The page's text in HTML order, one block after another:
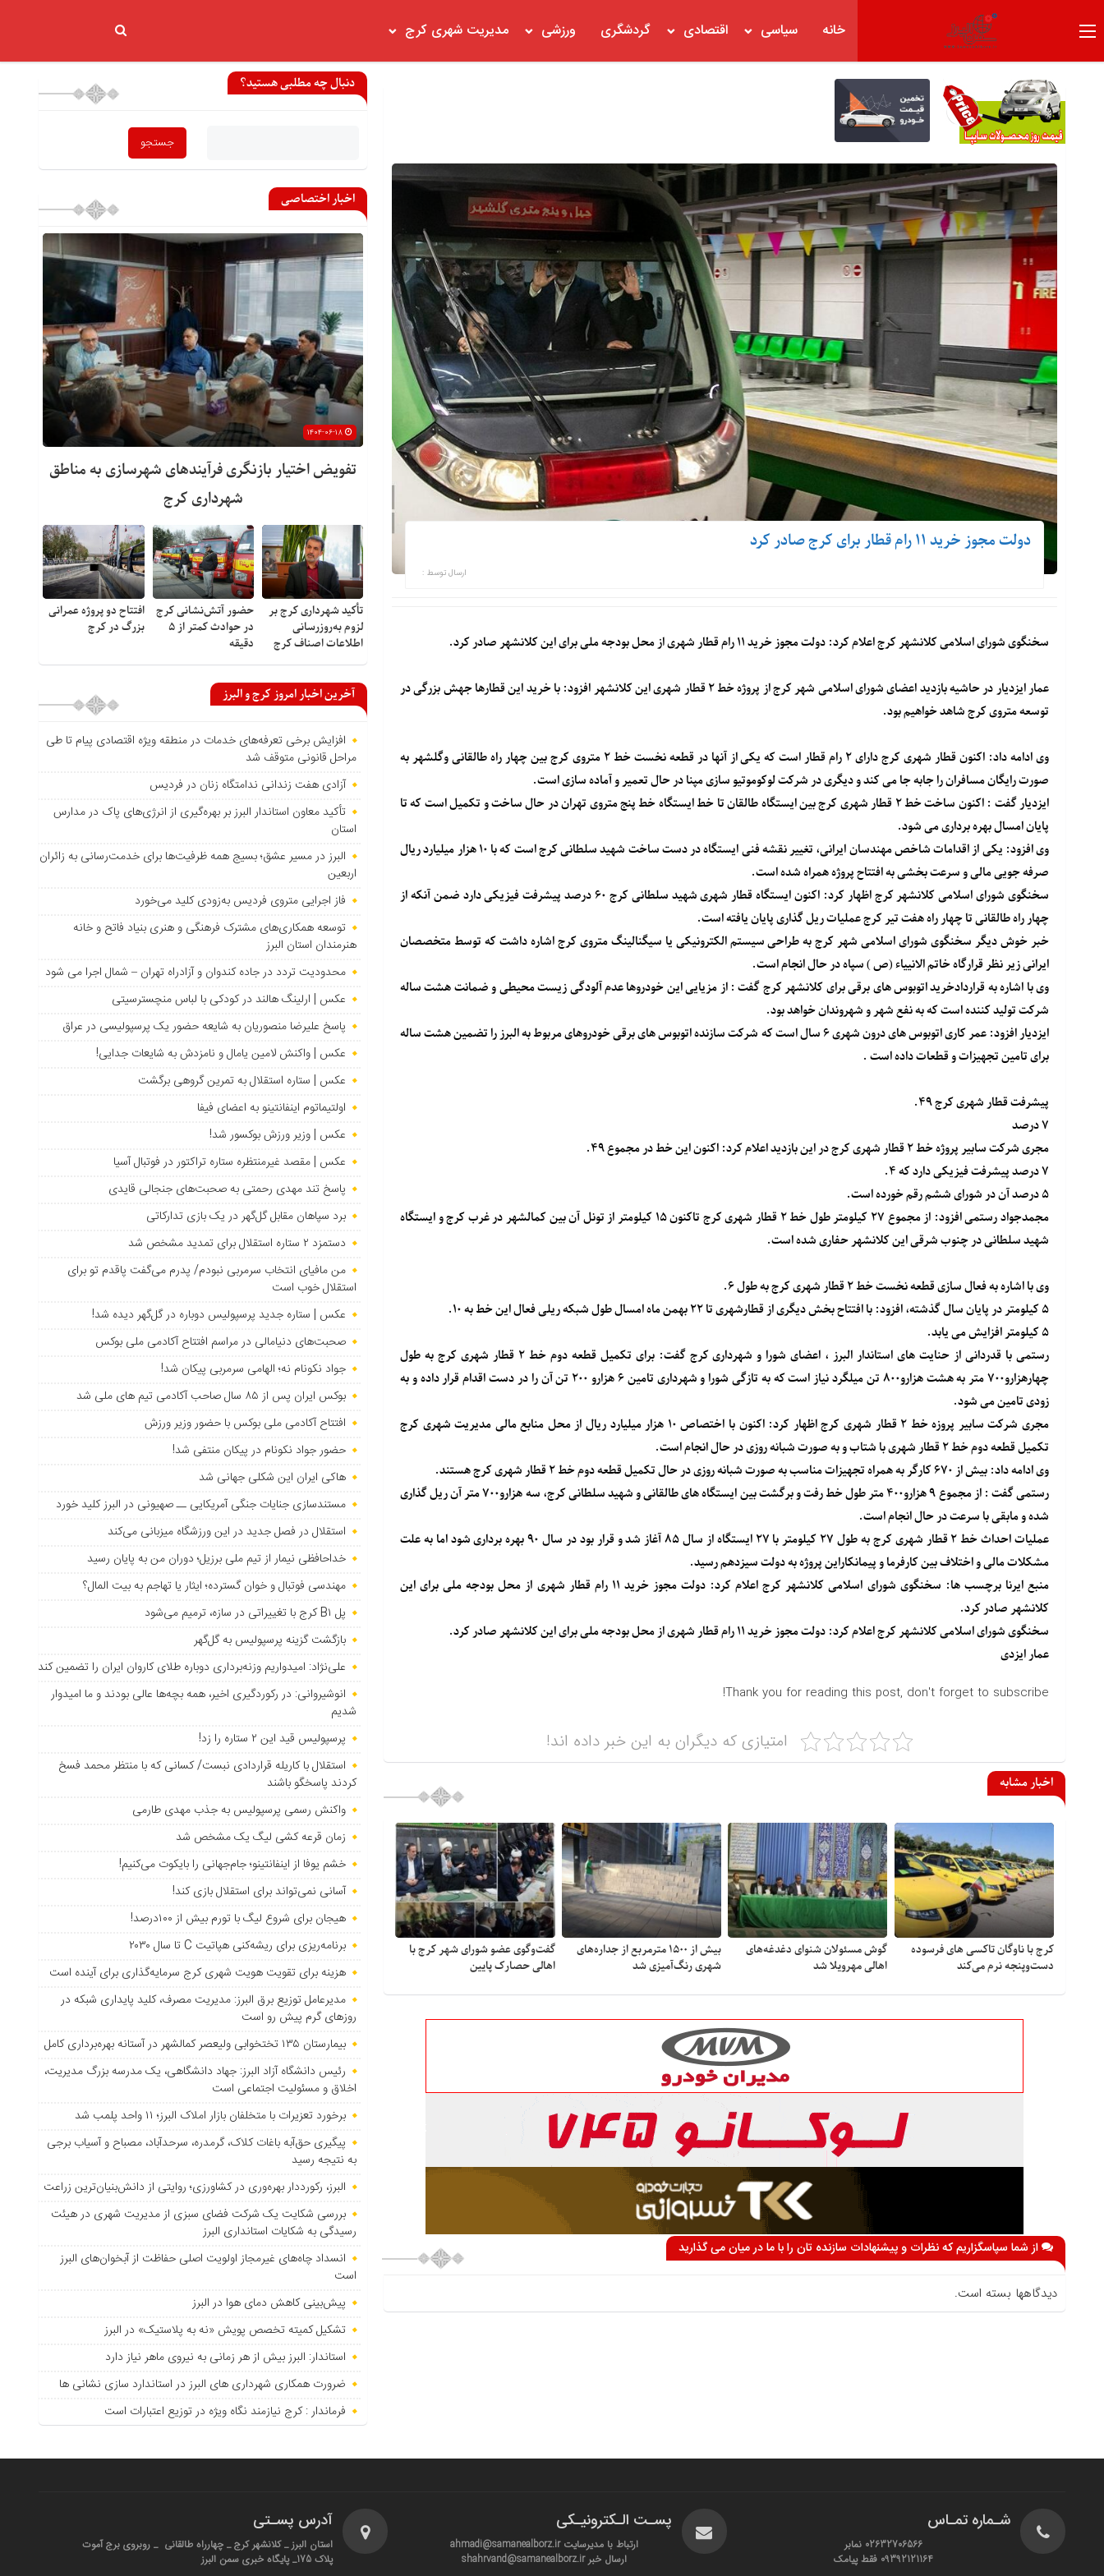
خانه سیاسی اقتصادی گردشگری ورزشی مدیریت شهری کرج
دولت مجوز خرید ۱۱ رام قطار برای کرج صادر کرد
ارسال توسط :
سخنگوی شورای اسلامی کلانشهر کرج اعلام کرد: دولت مجوز خرید ۱۱ رام قطار شهری از محل بودجه ملی برای این کلانشهر صادر کرد.
عمار ایزدیار در حاشیه بازدید اعضای شورای اسلامی شهر کرج از پروژه خط ۲ قطار شهری این کلانشهر افزود: با خرید این قطارها جهش بزرگی در
توسعه متروی کرج شاهد خواهیم بود.
وی ادامه داد: اکنون قطار شهری کرج دارای ۲ رام قطار است که یکی از آنها در قطعه نخست خط ۲ متروی کرج بین چهار راه طالقانی وگلشهر به
صورت رایگان مسافران را جابه جا می کند و دیگری در شرکت لوکوموتیو سازی مپنا در حال تعمیر و آماده سازی است.
ایزدیار گفت : اکنون ساخت خط ۲ قطار شهری کرج بین ایستگاه طالقان تا خط ایستگاه خط پنج متروی تهران در حال ساخت و تکمیل است که تا
پایان امسال بهره برداری می شود.
وی افزود: یکی از اقدامات شاخص مهندسان ایرانی، تغییر نقشه فنی ایستگاه در دست ساخت شهید سلطانی کرج است که با ۱۰ هزار میلیارد ریال
صرفه جویی مالی و سرعت بخشی به افتتاح پروژه همراه شده است.
سخنگوی شورای اسلامی کلانشهر کرج اظهار کرد: اکنون ایستگاه قطار شهری شهید سلطانی کرج ۶۰ درصد پیشرفت فیزیکی دارد ضمن آنکه از
چهار راه طالقانی تا چهار راه هفت تیر کرج عملیات ریل گذاری پایان یافته است.
خبر خوش دیگر سخنگوی شورای اسلامی شهر کرج به طراحی سیستم الکترونیکی یا سیگنالینگ متروی کرج اشاره داشت که توسط متخصصان
ایرانی زیر نظر قرارگاه خاتم الانییاء (ص ) سپاه در حال انجام است.
وی با اشاره به قراردادخرید اتوبوس های برقی برای کلانشهر کرج گفت : از مزیایی این خودروها عدم آلودگی زیست محیطی و ضمانت هشت ساله
شرکت تولید کننده است که به نفع شهر و شهروندان خواهد بود.
ایزدیار افزود: عمر کاری اتوبوس های درون شهری ۶ سال است که شرکت سازنده اتوبوس های برقی خودروهای مربوط به البرز را تضمین هشت ساله
برای تامین تجهیزات و قطعات داده است .
پیشرفت قطار شهری کرج ۴۹.
۷ درصد
مجری شرکت سابیر پروژه خط ۲ قطار شهری کرج در این بازدید اعلام کرد: اکنون این خط در مجموع ۴۹.
۷ درصد پیشرفت فیزیکی دارد که ۴.
۵ درصد آن در شورای ششم رقم خورده است.
مجمدجواد رستمی افزود: از مجموع ۲۷ کیلومتر طول خط ۲ قطار شهری کرج تاکنون ۱۵ کیلومتر از تونل آن بین کمالشهر در غرب کرج و ایستگاه
شهید سلطانی در چنوب شرقی این کلانشهر حفاری شده است.
وی با اشاره به فعال سازی قطعه نخست خط ۲ قطار شهری کرج به طول ۶.
۵ کیلومتر در پایان سال گذشته، افزود: با افتتاح بخش دیگری از قطارشهری تا ۲۲ بهمن ماه امسال طول شبکه ریلی فعال این خط به ۱۰.
۵ کیلومتر افزایش می یابد.
رستمی با قدردانی از حنایت های استاندار البرز ، اعضای شورا و شهرداری کرج گفت: برای تکمیل قطعه دوم خط ۲ قطار شهری کرج به طول
چهارهزارو۷۰۰ متر به هشت هزارو۸۰۰ تن میلگرد نیاز است که به تازگی شورا و شهرداری تامین ۶ هزارو ۲۰۰ تن آن را در دست اقدام قرار داده و به
زودی تامین می شود.
مجری شرکت سابیر پروزه خط ۲ قطار شهری کرج اظهار کرد: اکنون با اختصاص ۱۰ هزار میلیارد ریال از محل منابع مالی مدیریت شهری کرج
تکمیل قطعه دوم خط ۲ قطار شهری با شتاب و به صورت شبانه روزی در حال انجام است.
وی ادامه داد: بیش از ۶۷۰ کارگر به همراه تجهیزات مناسب به صورت شبانه روزی در حال تکمیل قطعه دوم خط ۲ قطار شهری کرج هستند.
رستمی گفت : از مجموع ۹ هزارو۴۰۰ متر طول خط رفت و برگشت بین ایستگاه های طالقانی و شهید سلطانی کرج، سه هزارو۷۰۰ متر آن ریل گذاری
شده و مابقی با سرعت در حال انجام است.
عملیات احداث خط ۲ قطار شهری کرج به طول ۲۷ کیلومتر با ۲۷ ایستگاه از سال ۸۵ آغاز شد و قرار بود در سال ۹۰ بهره برداری شود اما به علت
مشکلات مالی و اختلاف بین کارفرما و پیمانکاراین پروژه به دولت سیزدهم رسید.
منبعایرنا
برچسب ها: سخنگوی شورای اسلامی کلانشهر کرج اعلام کرد: دولت مجوز خرید ۱۱ رام قطار شهری از محل بودجه ملی برای این
کلانشهر صادر کرد.
سخنگوی شورای اسلامی کلانشهر کرج اعلام کرد: دولت مجوز خرید ۱۱ رام قطار شهری از محل بودجه ملی برای این کلانشهر صادر کرد.
عمار ایزدی
Thank you for reading this post, don't forget to subscribe!
امتیازی که دیگران به این خبر داده اند!
اخبار مشابه
کرج با ناوگان تاکسی های فرسوده
دست‌وپنجه نرم می‌کند
گوش مسئولان شنوای دغدغه‎‌های
اهالی مهرویلا شد
بیش از ۱۵۰۰ مترمربع از جداره‌های
شهری رنگ‌آمیزی شد
گفت‌وگوی عضو شورای شهر کرج با
اهالی حصارک پایین
از شما سپاسگزاریم که نظرات و پیشنهادات سازنده تان را با ما در میان می گذارید
دیدگاهها بسته است.
دنبال چه مطلبی هستید؟
اخبار اختصاصی
تفویض اختیار بازنگری فرآیندهای شهرسازی به مناطق
شهرداری کرج
تأکید شهرداری کرج بر
لزوم به‌روزرسانی
اطلاعات اصناف کرج
حضور آتش‌نشانی کرج
در حوادث کمتر از ۵
دقیقه
افتتاح دو پروژه عمرانی
بزرگ در کرج
آخرین اخبار امروز کرج و البرز
افزایش برخی تعرفه‌های خدمات در منطقه ویژه اقتصادی پیام تا طی
مراحل قانونی متوقف شد
آزادی هفت زندانی ندامتگاه زنان در فردیس
تأکید معاون استاندار البرز بر بهره‌گیری از انرژی‌های پاک در مدارس
استان
البرز در مسیر عشق؛ بسیج همه ظرفیت‌ها برای خدمت‌رسانی به زائران
اربعین
فاز اجرایی متروی فردیس به‌زودی کلید می‌خورد
توسعه همکاری‌های مشترک فرهنگی و هنری بنیاد فاتح و خانه
هنرمندان استان البرز
محدودیت تردد در جاده کندوان و آزادراه تهران – شمال اجرا می شود
عکس | ارلینگ هالند در کودکی با لباس منچسترسیتی
پاسخ علیرضا منصوریان به شایعه حضور یک پرسپولیسی در عراق
عکس | واکنش لامین یامال و نامزدش به شایعات جدایی!
عکس | ستاره استقلال به تمرین گروهی برگشت
اولتیماتوم اینفانتینو به اعضای فیفا
عکس | وزیر ورزش بوکسور شد!
عکس | مقصد غیرمنتظره ستاره تراکتور در فوتبال آسیا
پاسخ تند مهدی رحمتی به صحبت‌های جنجالی قایدی
برد سپاهان مقابل گل‌گهر در یک بازی تدارکاتی
دستمزد ۲ ستاره استقلال برای تمدید مشخص شد
من مافیای انتخاب سرمربی نبودم/ پدرم می‌گفت پاقدم تو برای
استقلال خوب است
عکس | ستاره جدید پرسپولیس دوباره در گل‌گهر دیده شد!
صحبت‌های دنیامالی در مراسم افتتاح آکادمی ملی بوکس
جواد نکونام نه؛ الهامی سرمربی پیکان شد!
بوکس ایران پس از ۸۵ سال صاحب آکادمی تیم های ملی شد
افتتاح آکادمی ملی بوکس با حضور وزیر ورزش
حضور جواد نکونام در پیکان منتفی شد!
هاکی ایران این شکلی جهانی شد
مستندسازی جنایات جنگی آمریکایی ــ صهیونی در البرز کلید خورد
استقلال در فصل جدید در این ورزشگاه میزبانی می‌کند
خداحافظی نیمار از تیم ملی برزیل؛ دوران من به پایان رسید
مهندسی فوتبال و خوان گسترده؛ ایثار یا تهاجم به بیت المال؟
پل B۱ کرج با تغییراتی در سازه، ترمیم می‌شود
بازگشت گزینه پرسپولیس به ‌گل‌گهر
علی‌نژاد: امیدواریم وزنه‌برداری دوباره طلای کاروان ایران را تضمین کند
انوشیروانی: در رکوردگیری اخیر، همه بچه‌ها عالی بودند و ما امیدوار
شدیم
پرسپولیس قید این ۲ ستاره را زد!
استقلال با کاریله قراردادی نبست/ کسانی که با منتظر محمد فسخ
کردند پاسخگو باشند
واکنش رسمی پرسپولیس به جذب مهدی طارمی
زمان قرعه کشی لیگ یک مشخص شد
خشم یوفا از اینفانتینو؛ جام‌جهانی را بایکوت می‌کنیم!
آسانی نمی‌تواند برای استقلال بازی کند!
هیجان برای شروع لیگ با تورم بیش از ۱۰۰درصد!
برنامه‌ریزی برای ریشه‌کنی هپاتیت C تا سال ۲۰۳۰
هزینه برای تقویت هویت شهری کرج سرمایه‌گذاری برای آینده است
مدیرعامل توزیع برق البرز: مدیریت مصرف، کلید پایداری شبکه در
روزهای گرم پیش رو است
بیمارستان ۱۳۵ تختخوابی ولیعصر کمالشهر در آستانه بهره‌برداری کامل
رئیس دانشگاه آزاد البرز: جهاد دانشگاهی، یک مدرسه بزرگ مدیریت،
اخلاق و مسئولیت اجتماعی است
برخورد تعزیرات با متخلفان بازار املاک البرز؛ ۱۱ واحد پلمب شد
پیگیری حق‌آبه باغات کلاک، گرمدره، سرحدآباد، مصباح و آسیاب برجی
به نتیجه رسید
البرز، رکورددار بهره‌وری در کشاورزی؛ روایتی از دانش‌بنیان‌ترین زراعت
بررسی شکایت یک شرکت فضای سبزی از مدیریت شهری در هیئت
رسیدگی به شکایات استانداری البرز
انسداد چاه‌های غیرمجاز اولویت اصلی حفاظت از آبخوان‌های البرز
است
پیش‌بینی کاهش دمای هوا در البرز
تشکیل کمیته تخصص پویش «نه به پلاستیک» در البرز
استاندار: البرز بیش از هر زمانی به نیروی ماهر نیاز دارد
ضرورت همکاری شهرداری های البرز در استاندارد سازی نشانی ها
فرماندار : کرج نیازمند نگاه ویژه در توزیع اعتبارات است
شـماره تمـاس
02632706566 نمابر
09392121164 فقط پیامک
پسـت الـکترونیـکی
ارتباط با مدیرسایت ahmadi@samanealborz.ir
ارسال خبر shahrvand@samanealborz.ir
آدرس پسـتی
استان البرز _ کلانشهر کرج _ چهارراه طالقانی _ روبروی برج آموت
پلاک 175_ پایگاه خبری سمن البرز